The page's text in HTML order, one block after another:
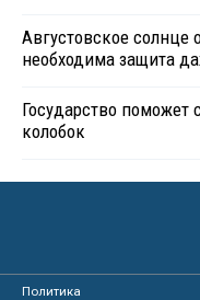
Августовское солнце
необходима защита
Государство
колобок
Политика